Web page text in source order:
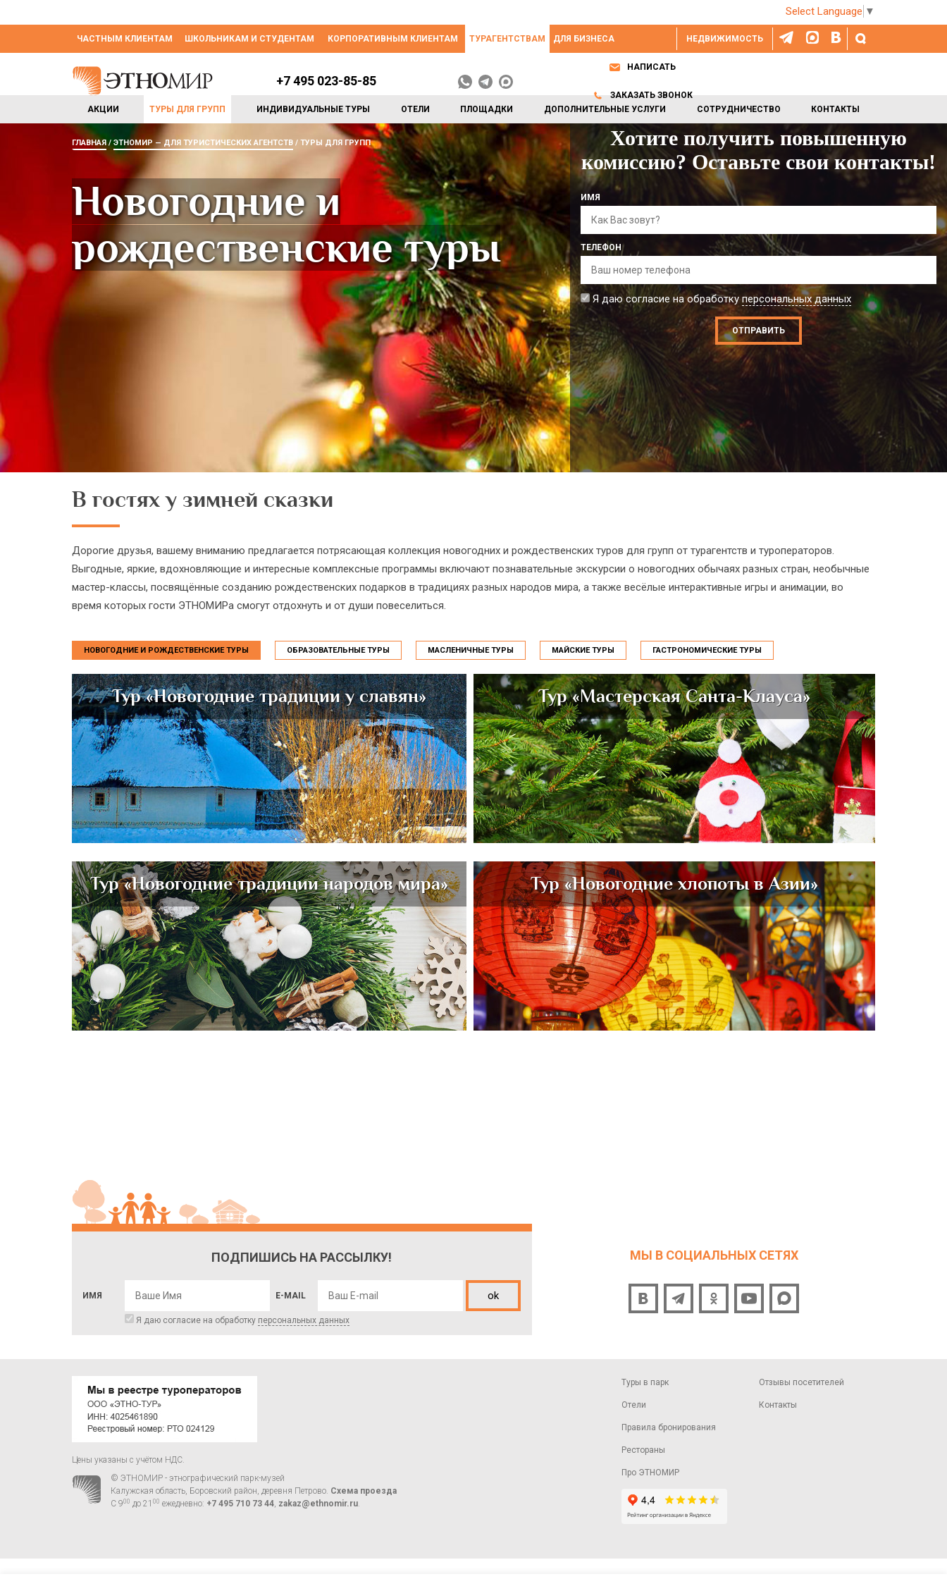
Select Language ▼
НЕДВИЖИМОСТЬ
ЧАСТНЫМ КЛИЕНТАМ ШКОЛЬНИКАМ И СТУДЕНТАМ КОРПОРАТИВНЫМ КЛИЕНТАМ ТУРАГЕНТСТВАМ ДЛЯ БИЗНЕСА
АКЦИИ ТУРЫ ДЛЯ ГРУПП ИНДИВИДУАЛЬНЫЕ ТУРЫ ОТЕЛИ ПЛОЩАДКИ ДОПОЛНИТЕЛЬНЫЕ УСЛУГИ СОТРУДНИЧЕСТВО КОНТАКТЫ
+7 495 023-85-85
НАПИСАТЬ
ЗАКАЗАТЬ ЗВОНОК
ГЛАВНАЯ ЭТНОМИР — ДЛЯ ТУРИСТИЧЕСКИХ АГЕНТСТВ ТУРЫ ДЛЯ ГРУПП
Новогодние и
рождественские туры
Хотите получить повышенную
комиссию? Оставьте свои контакты!
ИМЯ
ТЕЛЕФОН
Я даю согласие на обработкуперсональных данных
ОТПРАВИТЬ
В гостях у зимней сказки
Дорогие друзья, вашему вниманию предлагается потрясающая коллекция новогодних и рождественских туров для групп от турагентств и туроператоров.
Выгодные, яркие, вдохновляющие и интересные комплексные программы включают познавательные экскурсии о новогодних обычаях разных стран, необычные
мастер-классы, посвящённые созданию рождественских подарков в традициях разных народов мира, а также весёлые интерактивные игры и анимации, во
время которых гости ЭТНОМИРа смогут отдохнуть и от души повеселиться.
НОВОГОДНИЕ И РОЖДЕСТВЕНСКИЕ ТУРЫ ОБРАЗОВАТЕЛЬНЫЕ ТУРЫ МАСЛЕНИЧНЫЕ ТУРЫ МАЙСКИЕ ТУРЫ ГАСТРОНОМИЧЕСКИЕ ТУРЫ
Тур «Новогодние традиции у славян» Тур «Мастерская Санта-Клауса»
Тур «Новогодние традиции народов мира» Тур «Новогодние хлопоты в Азии»
ПОДПИШИСЬ НА РАССЫЛКУ!
ИМЯ E-MAIL ok
Я даю согласие на обработку персональных данных
МЫ В СОЦИАЛЬНЫХ СЕТЯХ
Туры в парк
Отели
Правила бронирования
Рестораны
Про ЭТНОМИР
Отзывы посетителей
Контакты
Цены указаны с учётом НДС.
© ЭТНОМИР - этнографический парк-музей
Калужская область, Боровский район, деревня Петрово. Схема проезда
С 900 до 21 00 ежедневно: +7 495 710 73 44, zakaz@ethnomir.ru.